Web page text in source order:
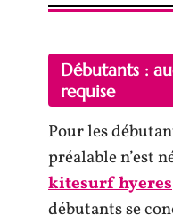
Débutants :
requise
Pour les
préalable n’est
kitesurf hyeres
débutants se